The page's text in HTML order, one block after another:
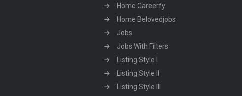
Home Careerfy
Home Belovedjobs
Jobs
Jobs With Filters
Listing Style I
Listing Style II
Listing Style III